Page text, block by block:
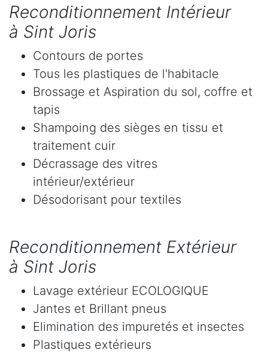
Reconditionnement Intérieur
à Sint Joris
Contours de portes
Tous les plastiques de l'habitacle
Brossage et Aspiration du sol, coffre et
tapis
Shampoing des sièges en tissu et
traitement cuir
Décrassage des vitres
intérieur/extérieur
Désodorisant pour textiles
Reconditionnement Extérieur
à Sint Joris
Lavage extérieur ECOLOGIQUE
Jantes et Brillant pneus
Elimination des impuretés et insectes
Plastiques extérieurs